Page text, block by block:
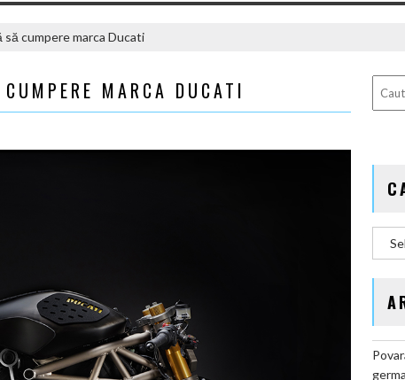
cumpere marca Ducati
MARCA DUCATI